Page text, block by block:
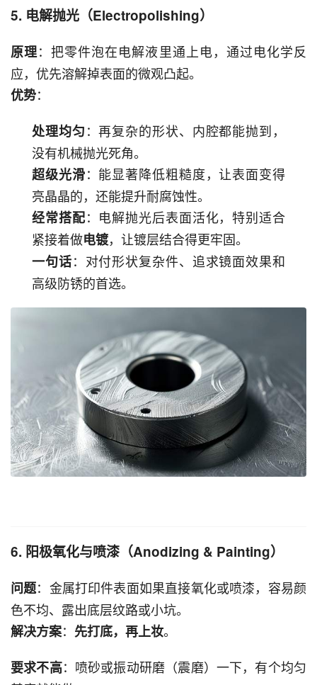
5. 电解抛光（Electropolishing）
原理：把零件泡在电解液里通上电，通过电化学反
应，优先溶解掉表面的微观凸起。
优势：
处理均匀：再复杂的形状、内腔都能抛到，
没有机械抛光死角。
超级光滑：能显著降低粗糙度，让表面变得
亮晶晶的，还能提升耐腐蚀性。
经常搭配：电解抛光后表面活化，特别适合
紧接着做电镀，让镀层结合得更牢固。
一句话：对付形状复杂件、追求镜面效果和
高级防锈的首选。
6. 阳极氧化与喷漆（Anodizing & Painting）
问题：金属打印件表面如果直接氧化或喷漆，容易颜
色不均、露出底层纹路或小坑。
解决方案： 先打底，再上妆。
要求不高：喷砂或振动研磨（震磨）一下，有个均匀